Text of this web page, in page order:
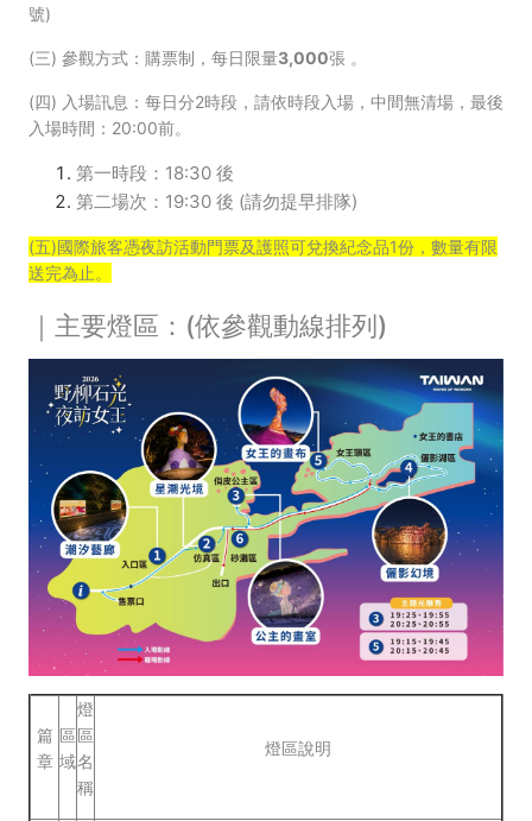
號)
(三) 參觀方式：購票制 ， 每日限量3,000張 。
(四) 入場訊息：每日分2時段，請依時段入場，中間無清場，最後
入場時間：20:00前。
第一時段：18:30 後
第二場次：19:30 後 (請勿提早排隊)
(五)國際旅客憑夜訪活動門票及護照可兌換紀念品1份，數量有限
送完為止。
｜主要燈區：(依參觀動線排列)
篇
章
區
域
燈
區
名
稱
燈區說明